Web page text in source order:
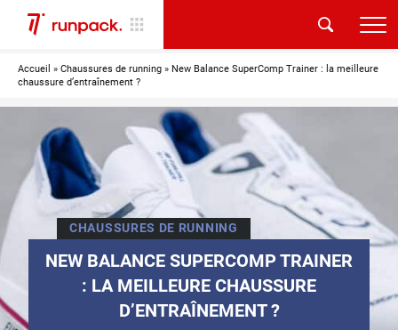
Accueil » Chaussures de running » New Balance SuperComp Trainer : la meilleure
chaussure d’entraînement ?
CHAUSSURES DE RUNNING
NEW BALANCE SUPERCOMP TRAINER
: LA MEILLEURE CHAUSSURE
D’ENTRAÎNEMENT ?